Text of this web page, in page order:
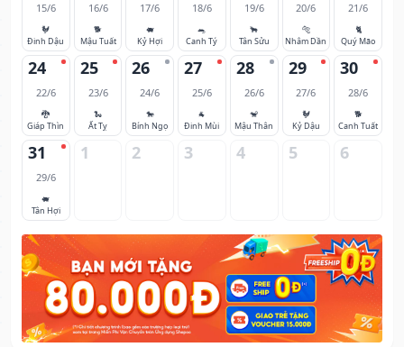
15/6
🐓
Đinh Dậu
16/6
🐕
Mậu Tuất
17/6
🐖
Kỷ Hợi
18/6
🐀
Canh Tý
19/6
🐂
Tân Sửu
20/6
🐅
Nhâm Dần
21/6
🐈
Quý Mão
24
22/6
🐉
Giáp Thìn
25
23/6
🐍
Ất Tỵ
26
24/6
🐎
Bính Ngọ
27
25/6
🐐
Đinh Mùi
28
26/6
🐒
Mậu Thân
29
27/6
🐓
Kỷ Dậu
30
28/6
🐕
Canh Tuất
31
29/6
🐖
Tân Hợi
1 2 3 4 5 6